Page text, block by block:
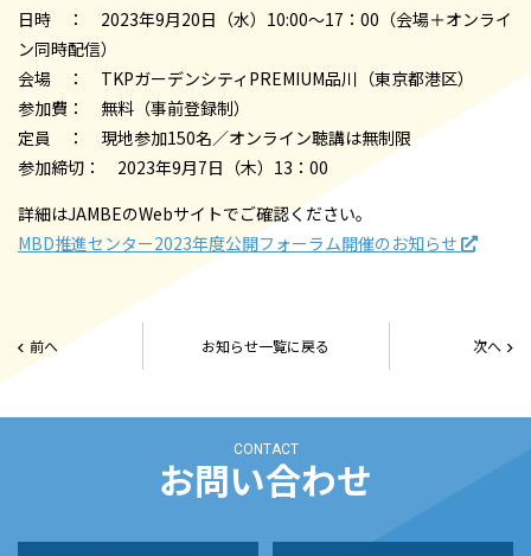
日時 ： 2023年9月20日（水）10:00～17：00（会場＋オンライ
ン同時配信）
会場 ： TKPガーデンシティPREMIUM品川（東京都港区）
参加費： 無料（事前登録制）
定員 ： 現地参加150名／オンライン聴講は無制限
参加締切： 2023年9月7日（木）13：00
詳細はJAMBEのWebサイトでご確認ください。
MBD推進センター2023年度公開フォーラム開催のお知らせ
前へ お知らせ一覧に戻る 次へ
CONTACT
お問い合わせ